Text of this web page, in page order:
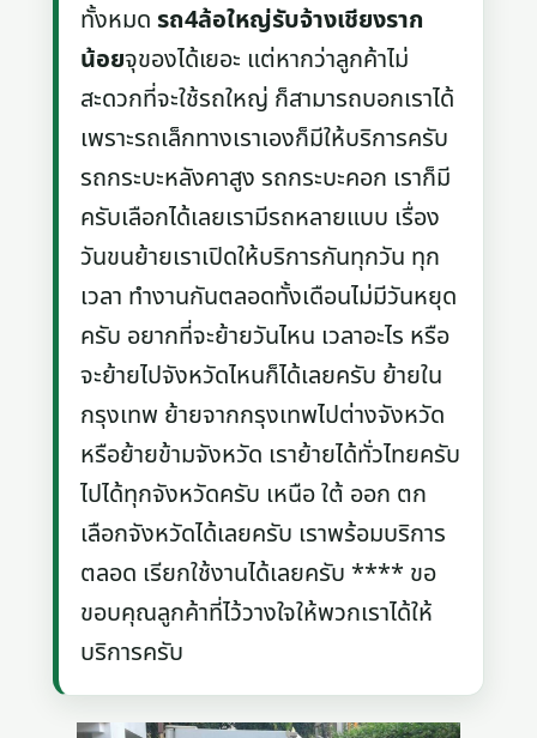
ทั้งหมดรถ4ล้อใหญ่รับจ้างเชียงราก
น้อยจุของได้เยอะ แต่หากว่าลูกค้าไม่
สะดวกที่จะใช้รถใหญ่ ก็สามารถบอกเราได้
เพราะรถเล็กทางเราเองก็มีให้บริการครับ
รถกระบะหลังคาสูง รถกระบะคอก เราก็มี
ครับเลือกได้เลยเรามีรถหลายแบบ เรื่อง
วันขนย้ายเราเปิดให้บริการกันทุกวัน ทุก
เวลา ทำงานกันตลอดทั้งเดือนไม่มีวันหยุด
ครับ อยากที่จะย้ายวันไหน เวลาอะไร หรือ
จะย้ายไปจังหวัดไหนก็ได้เลยครับ ย้ายใน
กรุงเทพ ย้ายจากกรุงเทพไปต่างจังหวัด
หรือย้ายข้ามจังหวัด เราย้ายได้ทั่วไทยครับ
ไปได้ทุกจังหวัดครับ เหนือ ใต้ ออก ตก
เลือกจังหวัดได้เลยครับ เราพร้อมบริการ
ตลอด เรียกใช้งานได้เลยครับ **** ขอ
ขอบคุณลูกค้าที่ไว้วางใจให้พวกเราได้ให้
บริการครับ